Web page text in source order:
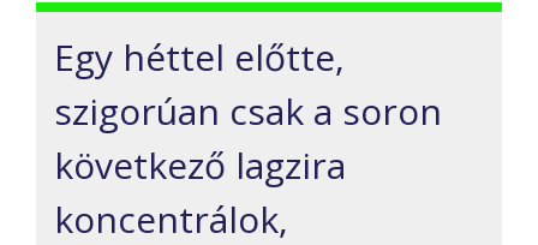
Egy héttel előtte,
szigorúan csak a soron
következő lagzira
koncentrálok,